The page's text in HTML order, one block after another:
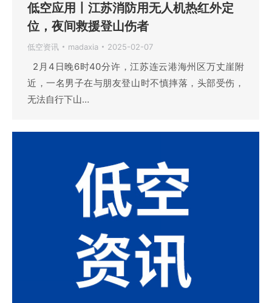
低空应用丨江苏消防用无人机热红外定
位，夜间救援登山伤者
低空资讯 madaxia 2025-02-07
2月4日晚6时40分许，江苏连云港海州区万丈崖附
近，一名男子在与朋友登山时不慎摔落，头部受伤，
无法自行下山…